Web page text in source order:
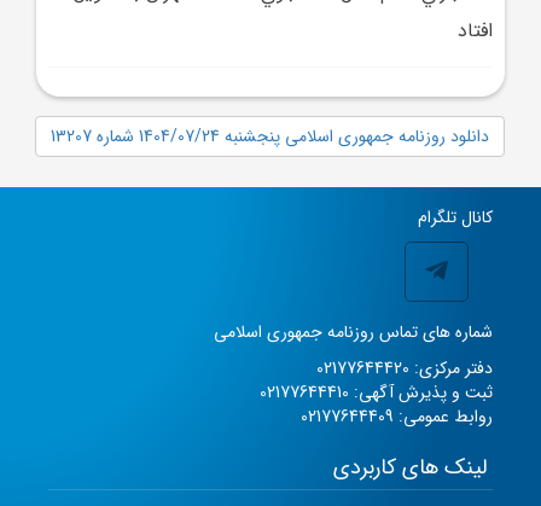
افتاد
دانلود روزنامه جمهوری اسلامی پنجشنبه 1404/07/24 شماره 13207
کانال تلگرام
شماره های تماس روزنامه جمهوری اسلامی
دفتر مرکزی: 02177644420
ثبت و پذیرش آگهی: 02177644410
روابط عمومی: 02177644409
لینک های کاربردی